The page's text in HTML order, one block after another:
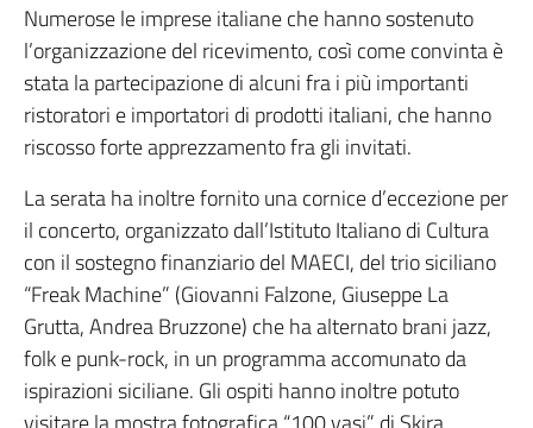
Numerose le imprese italiane che hanno sostenuto
l’organizzazione del ricevimento, così come convinta è
stata la partecipazione di alcuni fra i più importanti
ristoratori e importatori di prodotti italiani, che hanno
riscosso forte apprezzamento fra gli invitati.
La serata ha inoltre fornito una cornice d’eccezione per
il concerto, organizzato dall’Istituto Italiano di Cultura
con il sostegno finanziario del MAECI, del trio siciliano
“Freak Machine” (Giovanni Falzone, Giuseppe La
Grutta, Andrea Bruzzone) che ha alternato brani jazz,
folk e punk-rock, in un programma accomunato da
ispirazioni siciliane. Gli ospiti hanno inoltre potuto